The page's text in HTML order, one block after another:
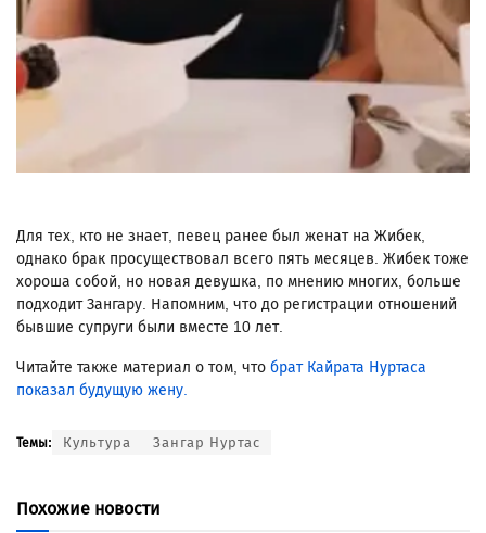
Для тех, кто не знает, певец ранее был женат на Жибек,
однако брак просуществовал всего пять месяцев. Жибек тоже
хороша собой, но новая девушка, по мнению многих, больше
подходит Зангару. Напомним, что до регистрации отношений
бывшие супруги были вместе 10 лет.
Читайте также материал о том, что брат Кайрата Нуртаса
показал будущую жену.
Темы: Культура Зангар Нуртас
Похожие новости